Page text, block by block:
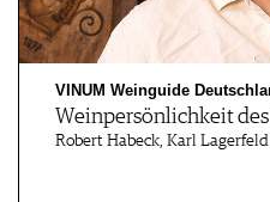
VINUM Weinguide
Weinpersönlichkeit des
Robert Habeck, Karl